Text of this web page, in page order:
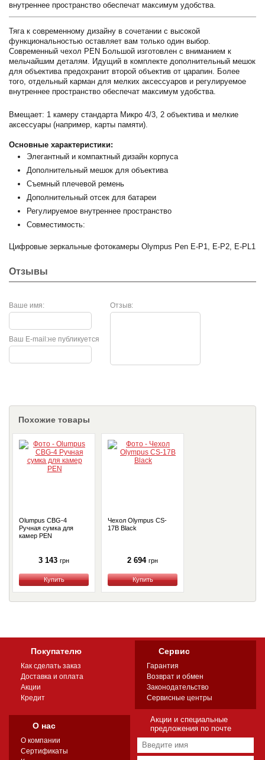
внутреннее пространство обеспечат максимум удобства.
Тяга к современному дизайну в сочетании с высокой
функциональностью оставляет вам только один выбор.
Современный чехол PEN Большой изготовлен с вниманием к
мельчайшим деталям. Идущий в комплекте дополнительный мешок
для объектива предохранит второй объектив от царапин. Более
того, отдельный карман для мелких аксессуаров и регулируемое
внутреннее пространство обеспечат максимум удобства.
Вмещает: 1 камеру стандарта Микро 4/3, 2 объектива и мелкие
аксессуары (например, карты памяти).
Основные характеристики:
Элегантный и компактный дизайн корпуса
Дополнительный мешок для объектива
Съемный плечевой ремень
Дополнительный отсек для батареи
Регулируемое внутреннее пространство
Совместимость:
Цифровые зеркальные фотокамеры Olympus Pen E-P1, E-P2, E-PL1
Отзывы
Ваше имя: Отзыв:
не публикуется
Ваш E-mail:
Похожие товары
Olumpus CBG-4
Ручная сумка для
камер PEN
3 143 грн
Купить
Чехол Olympus CS-
17B Black
2 694 грн
Купить
Покупателю
Как сделать заказ
Доставка и оплата
Акции
Кредит
Сервис
Гарантия
Возврат и обмен
Законодательство
Сервисные центры
О нас
О компании
Сертификаты
Акции и специальные
предложения по почте